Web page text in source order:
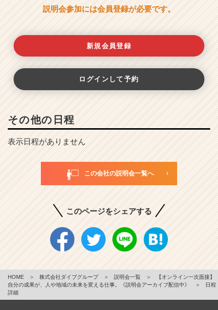
説明会参加には会員登録が必要です。
新規会員登録
ログインして予約
その他の日程
表示日程がありません
この会社の説明会一覧へ
このページをシェアする
HOME ＞ 株式会社ダイブグループ ＞ 説明会一覧 ＞
【オンライン一次面接】
自分の成果が、人や地域の未来を変える仕事。《説明会アーカイブ配信中》
＞
日程
詳細